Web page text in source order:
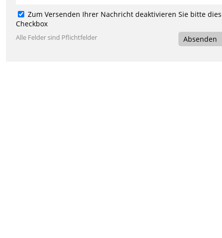
Zum Versenden Ihrer Nachricht deaktivieren Sie bitte
Checkbox
Alle Felder sind Pflichtfelder Absenden